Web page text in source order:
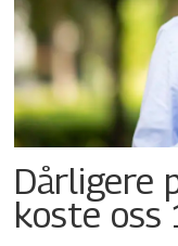
Dårligere
koste oss